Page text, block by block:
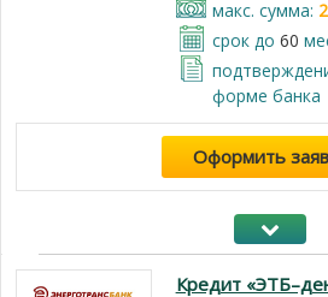
макс. сумма:
срок до 60
форме банка
Оформить
Кредит